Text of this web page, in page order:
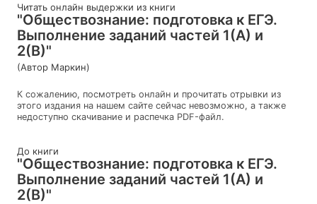
Читать онлайн выдержки из книги
"Обществознание: подготовка к ЕГЭ.
Выполнение заданий частей 1(А) и
2(В)"
(Автор Маркин)
К сожалению, посмотреть онлайн и прочитать отрывки из
этого издания на нашем сайте сейчас невозможно, а также
недоступно скачивание и распечка PDF-файл.
До книги
"Обществознание: подготовка к ЕГЭ.
Выполнение заданий частей 1(А) и
2(В)"